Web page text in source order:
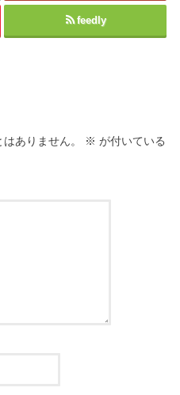
feedly
ありません。 ※ が付いている